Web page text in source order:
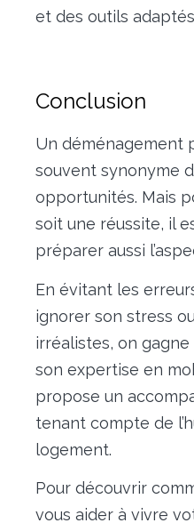
et des outils
Conclusion
Un déménagement
souvent synonyme
opportunités. Mais
soit une réussite, il
préparer aussi
En évitant les
ignorer son stress
irréalistes, on
son expertise en
propose un
tenant compte de
logement.
Pour découvrir
vous aider à vivre